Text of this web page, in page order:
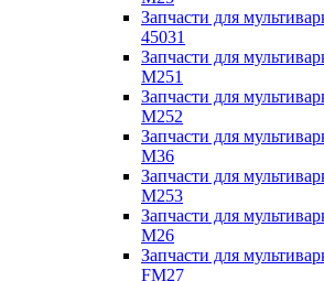
Запчасти для
45031
Запчасти для
M251
Запчасти для
M252
Запчасти для
M36
Запчасти для
M253
Запчасти для
M26
Запчасти для
FM27